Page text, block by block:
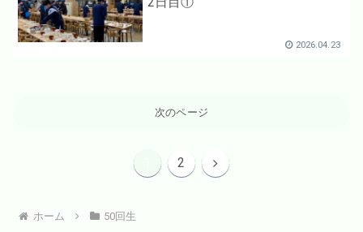
2026.04.23
次のページ
2
次
ホーム 50回生